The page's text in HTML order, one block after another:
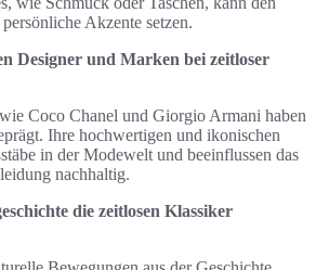
Akzente setzen.
Designer und Marken bei zeitloser
Coco Chanel und Giorgio Armani haben
Ihre hochwertigen und ikonischen
in der Modewelt und beeinflussen das
nachhaltig.
die zeitlosen Klassiker